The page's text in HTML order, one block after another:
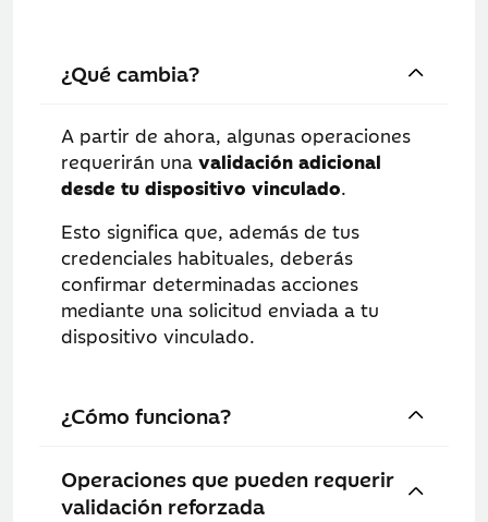
¿Qué cambia?
A partir de ahora, algunas operaciones
requerirán una validación adicional
desde tu dispositivo vinculado.
Esto significa que, además de tus
credenciales habituales, deberás
confirmar determinadas acciones
mediante una solicitud enviada a tu
dispositivo vinculado.
¿Cómo funciona?
Operaciones que pueden requerir
validación reforzada